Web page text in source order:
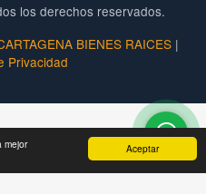
Aceptar
mejor
los derechos reservados.
BIENES RAICES |
Privacidad